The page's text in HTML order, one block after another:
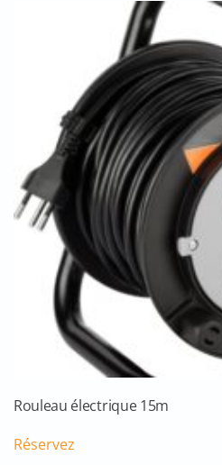
Rouleau électrique 15m
Réservez